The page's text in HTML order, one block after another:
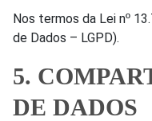
Nos termos da Lei nº
de Dados – LGPD).
5.
DE DADOS